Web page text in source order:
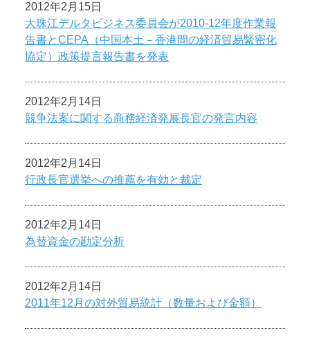
2012年2月15日
大珠江デルタビジネス委員会が2010-12年度作業報
告書とCEPA（中国本土－香港間の経済貿易緊密化
協定）政策提言報告書を発表
2012年2月14日
競争法案に関する商務経済発展長官の発言内容
2012年2月14日
行政長官選挙への推薦を有効と裁定
2012年2月14日
為替資金の勘定分析
2012年2月14日
2011年12月の対外貿易統計（数量および金額）